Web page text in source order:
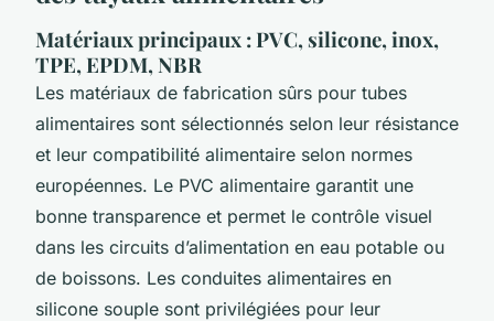
Matériaux principaux : PVC, silicone, inox,
TPE, EPDM, NBR
Les matériaux de fabrication sûrs pour tubes
alimentaires sont sélectionnés selon leur résistance
et leur compatibilité alimentaire selon normes
européennes. Le PVC alimentaire garantit une
bonne transparence et permet le contrôle visuel
dans les circuits d’alimentation en eau potable ou
de boissons. Les conduites alimentaires en
silicone souple sont privilégiées pour leur